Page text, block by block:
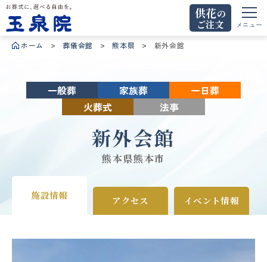
お葬式に、選べる自由を。玉泉院
供花の
ご注文
メニュー
ホーム 葬儀会館 熊本県 新外会館
一般葬 家族葬
一日葬
火葬式
法事
新外会館
熊本県熊本市
施設情報 アクセス イベント情報